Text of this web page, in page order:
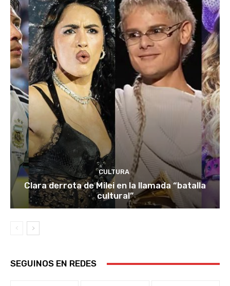
CULTURA
Clara derrota de Milei en la llamada “batalla
cultural”
SEGUINOS EN REDES